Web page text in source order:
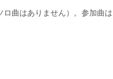
曲はありません）。参加曲